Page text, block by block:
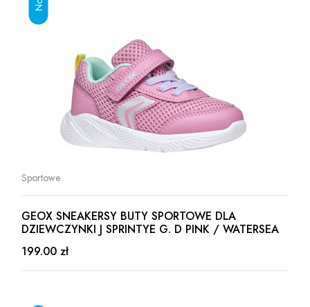
Sportowe
GEOX SNEAKERSY BUTY SPORTOWE DLA
DZIEWCZYNKI J SPRINTYE G. D PINK / WATERSEA
199.00 zł